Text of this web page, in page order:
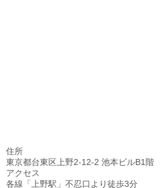
住所
東京都台東区上野2-12-2 池本ビルB1階
アクセス
各線「上野駅」不忍口より徒歩3分